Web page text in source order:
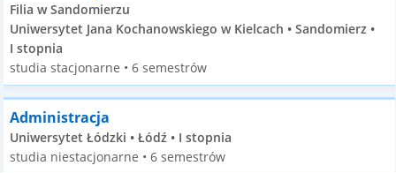
Filia w Sandomierzu
Uniwersytet Jana Kochanowskiego w Kielcach • Sandomierz •
I stopnia
studia stacjonarne • 6 semestrów
Administracja
Uniwersytet Łódzki • Łódź • I stopnia
studia niestacjonarne • 6 semestrów